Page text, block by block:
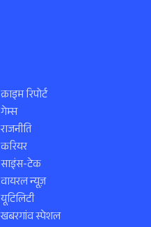
क्राइम रिपोर्ट
गेम्स
राजनीति
करियर
साइंस-टेक
वायरल न्यूज़
यूटिलिटी
खबरगांव स्पेशल